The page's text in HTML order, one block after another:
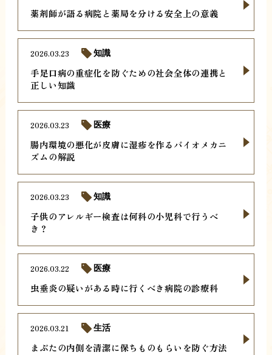
薬剤師が語る病院と薬局を分ける安全上の意義
手足口病の重症化を防ぐための社会全体の連携と
正しい知識
2026.03.23 知識
腸内環境の悪化が皮膚に湿疹を作るバイオメカニ
ズムの解説
2026.03.23 医療
子供のアレルギー検査は何科の小児科で行うべ
き？
2026.03.23 知識
虫垂炎の疑いがある時に行くべき病院の診療科
2026.03.22 医療
まぶたの内側を清潔に保ちものもらいを防ぐ方法
2026.03.21 生活